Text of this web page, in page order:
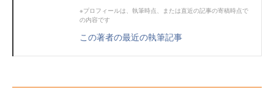
※プロフィールは、執筆時点、または直近の記事の寄稿時点で
の内容です
この著者の最近の執筆記事